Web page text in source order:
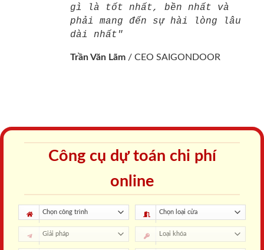
gì là tốt nhất, bền nhất và
phải mang đến sự hài lòng lâu
dài nhất"
Trần Văn Lãm / CEO SAIGONDOOR
Công cụ dự toán chi phí
online